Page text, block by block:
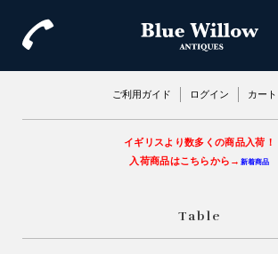
ご利用ガイド ログイン カー
イギリスより数多くの商品入荷！
入荷商品はこちらから→ 新着商品
Table